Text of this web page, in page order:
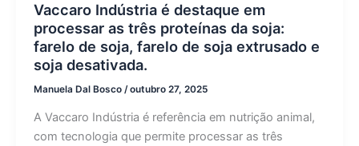
Vaccaro Indústria é destaque em
processar as três proteínas da soja:
farelo de soja, farelo de soja extrusado e
soja desativada.
Manuela Dal Bosco /outubro 27, 2025
A Vaccaro Indústria é referência em nutrição animal,
com tecnologia que permite processar as três